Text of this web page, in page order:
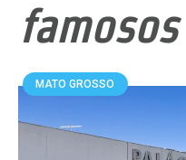
famosos
MATO GROSSO